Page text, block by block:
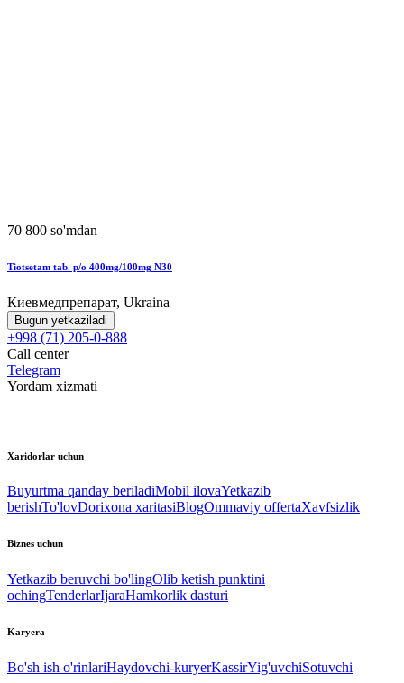
70 800 so'mdan
Tiotsetam tab. p/o 400mg/100mg N30
Киевмедпрепарат, Ukraina
Bugun yetkaziladi
+998 (71) 205-0-888
Call center
Telegram
Yordam xizmati
Xaridorlar uchun
Buyurtma qanday beriladiMobil ilovaYetkazib
berishTo'lovDorixona xaritasiBlogOmmaviy offertaXavfsizlik
Biznes uchun
Yetkazib beruvchi bo'lingOlib ketish punktini
ochingTenderlarIjaraHamkorlik dasturi
Karyera
Bo'sh ish o'rinlariHaydovchi-kuryerKassirYig'uvchiSotuvchi